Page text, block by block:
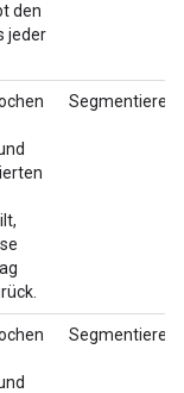
den
jeder
Segmentieren
Segmentieren